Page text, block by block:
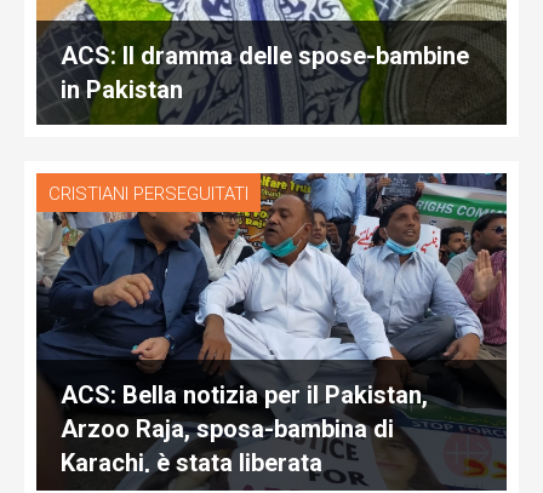
ACS: Il dramma delle spose-bambine
in Pakistan
CRISTIANI PERSEGUITATI
ACS: Bella notizia per il Pakistan,
Arzoo Raja, sposa-bambina di
Karachi, è stata liberata